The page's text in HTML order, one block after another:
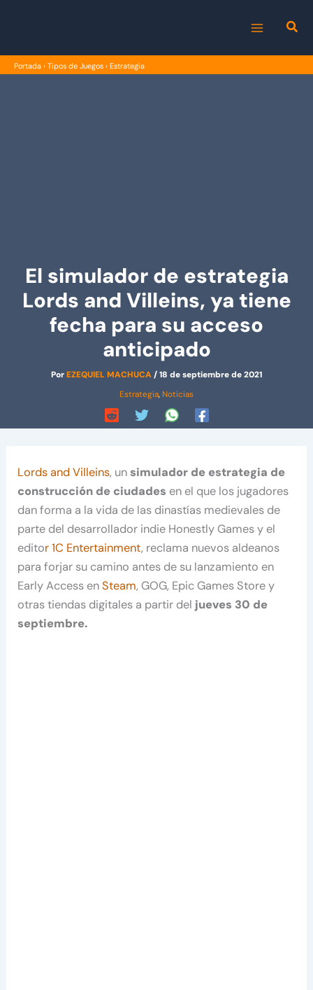
MENU
Portada › Tipos de Juegos › Estrategia
El simulador de estrategia
Lords and Villeins, ya tiene
fecha para su acceso
anticipado
PorEZEQUIEL MACHUCA/18 de septiembre de 2021
Estrategia, Noticias
Lords and Villeins, unsimulador de estrategia de
construcción de ciudades en el que los jugadores
dan forma a la vida de las dinastías medievales de
parte del desarrollador indie Honestly Games y el
editor 1C Entertainment, reclama nuevos aldeanos
para forjar su camino antes de su lanzamiento en
Early Access enSteam, GOG, Epic Games Store y
otras tiendas digitales a partir del jueves 30 de
septiembre.